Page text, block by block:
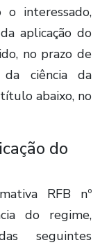
interessado,
aplicação do
no prazo de
ciência da
abaixo, no
do
RFB nº
do regime,
seguintes